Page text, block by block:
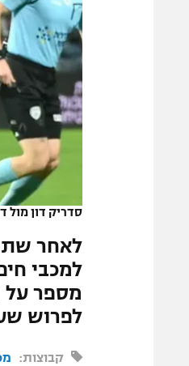
תקנון פעילות ספורט 1
רשיון להקרנה
הצטרפות לחבילת
לוח דרושים – ג'ובנט
תגיות
סדריק דון מול
למכבי
מספר על
לפרוש
קבוצות: